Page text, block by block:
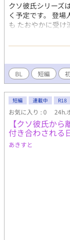
クソ彼氏シリーズ
く予定です。 登
も たおやかに受け
未と再会して 心
えず央未の顔は好
が、ねじ曲がり
忘れ 無邪気になる
は、人当たりがい
BL 短編
短編 連載中 R18
お気に入り : 0 24h.
【クソ彼氏か
付き合わされる
あきすと